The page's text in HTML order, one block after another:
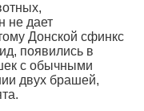
не дает
Донской сфинкс
появились в
с обычными
двух брашей,